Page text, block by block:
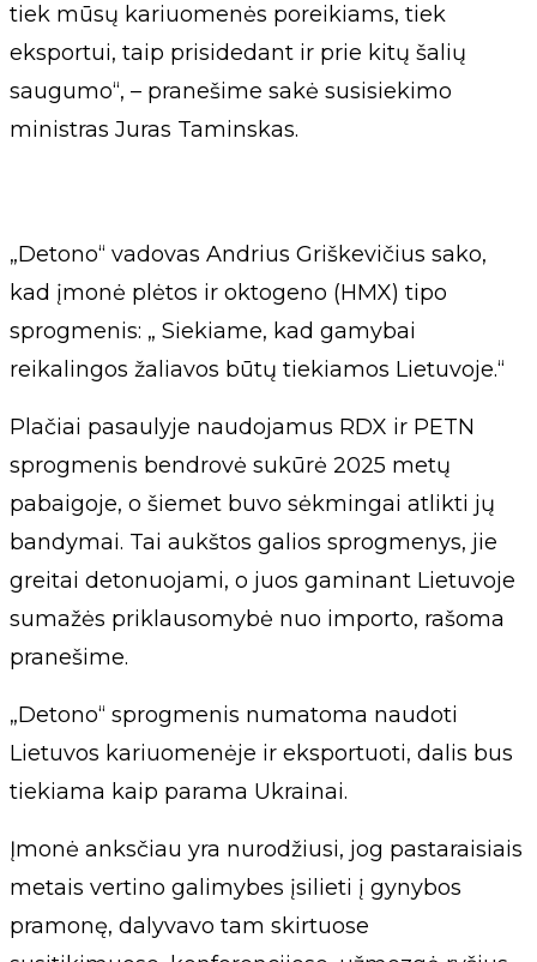
tiek mūsų kariuomenės poreikiams, tiek
eksportui, taip prisidedant ir prie kitų šalių
saugumo“, – pranešime sakė susisiekimo
ministras Juras Taminskas.
„Detono“ vadovas Andrius Griškevičius sako,
kad įmonė plėtos ir oktogeno (HMX) tipo
sprogmenis: „ Siekiame, kad gamybai
reikalingos žaliavos būtų tiekiamos Lietuvoje.“
Plačiai pasaulyje naudojamus RDX ir PETN
sprogmenis bendrovė sukūrė 2025 metų
pabaigoje, o šiemet buvo sėkmingai atlikti jų
bandymai. Tai aukštos galios sprogmenys, jie
greitai detonuojami, o juos gaminant Lietuvoje
sumažės priklausomybė nuo importo, rašoma
pranešime.
„Detono“ sprogmenis numatoma naudoti
Lietuvos kariuomenėje ir eksportuoti, dalis bus
tiekiama kaip parama Ukrainai.
Įmonė anksčiau yra nurodžiusi, jog pastaraisiais
metais vertino galimybes įsilieti į gynybos
pramonę, dalyvavo tam skirtuose